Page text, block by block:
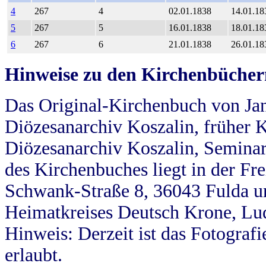
4
267 4 02.01.1838
5
267 5 16.01.1838
6
267 6 21.01.1838
Hinweise zu den
Das Original-Kirchenbuch von
Diözesanarchiv Koszalin, früher
Diözesanarchiv Koszalin,
des Kirchenbuches liegt in der
Schwank-Straße 8, 36043 Fulda
Heimatkreises Deutsch Krone,
Hinweis: Derzeit ist das
erlaubt.